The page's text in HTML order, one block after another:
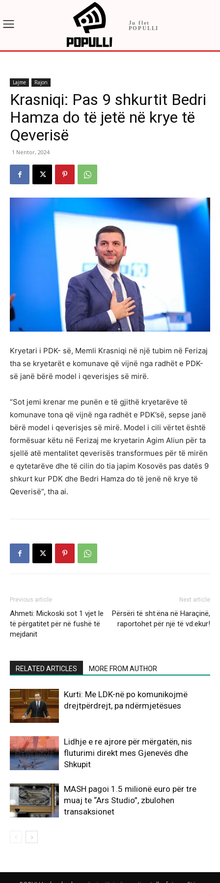
Ju flet
POPULLI
Lajme Rajon
Krasniqi: Pas 9 shkurtit Bedri
Hamza do të jetë në krye të
Qeverisë
1 Nëntor, 2024
Kryetari i PDK- së, Memli Krasniqi në një tubim në Ferizaj
tha se kryetarët e komunave që vijnë nga radhët e PDK-
së janë bërë model i qeverisjes së mirë.
“Sot jemi krenar me punën e të gjithë kryetarëve të
komunave tona që vijnë nga radhët e PDK’së, sepse janë
bërë model i qeverisjes së mirë. Model i cili vërtet është
formësuar këtu në Ferizaj me kryetarin Agim Aliun për ta
sjellë atë mentalitet qeverisës transformues për të mirën
e qytetarëve dhe të cilin do tia japim Kosovës pas datës 9
shkurt kur PDK dhe Bedri Hamza do të jenë në krye të
Qeverisë”, tha ai.
Previous article
Ahmeti: Mickoski sot 1 vjet le
të përgatitet për në fushë të
mejdanit
Next article
Përsëri të sht:ëna në Haraçinë,
raportohet për një të vd:ekur!
RELATED ARTICLES MORE FROM AUTHOR
Kurti: Me LDK-në po komunikojmë
drejtpërdrejt, pa ndërmjetësues
Lidhje e re ajrore për mërgatën, nis
fluturimi direkt mes Gjenevës dhe
Shkupit
MASH pagoi 1.5 milionë euro për tre
muaj te “Ars Studio”, zbulohen
transaksionet